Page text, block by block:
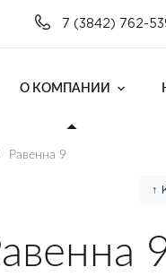
7 (3842) 762-
О КОМПАНИИ
Равенна 9
↑